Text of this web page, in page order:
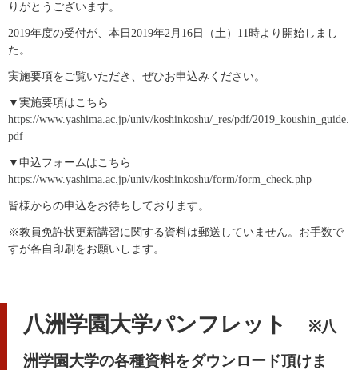
りがとうございます。
2019年度の受付が、本日2019年2月16日（土）11時より開始しまし
た。
実施要項をご覧いただき、ぜひお申込みください。
▼実施要項はこちら
https://www.yashima.ac.jp/univ/koshinkoshu/_res/pdf/2019_koushin_guide.
pdf
▼申込フォームはこちら
https://www.yashima.ac.jp/univ/koshinkoshu/form/form_check.php
皆様からの申込をお待ちしております。
※教員免許状更新講習に関する資料は郵送していません。お手数で
すが各自印刷をお願いします。
八洲学園大学パンフレット ※八
洲学園大学の各種資料をダウンロード頂けま